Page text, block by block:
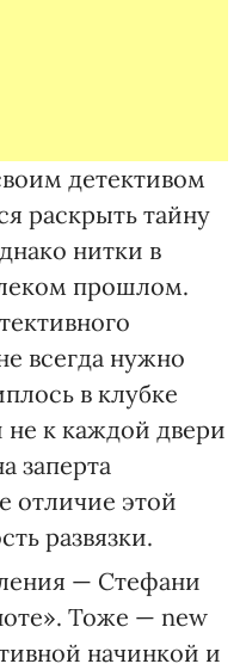
детективом
раскрыть тайну
нитки в
прошлом.
всегда нужно
в клубке
не к каждой двери
заперта
отличие этой
развязки.
— Стефани
Тоже — new
начинкой и